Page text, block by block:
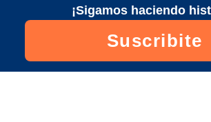
¡Sigamos haciendo
Suscribite